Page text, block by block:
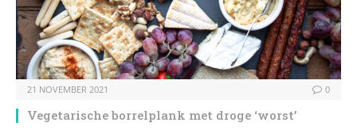
21 NOVEMBER 2021 0
Vegetarische borrelplank met droge ‘worst’